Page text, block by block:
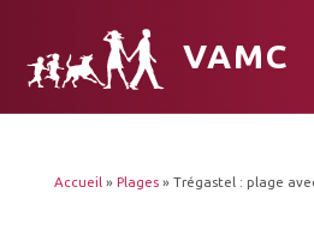
VAMC
Accueil » Plages » Trégastel : plage